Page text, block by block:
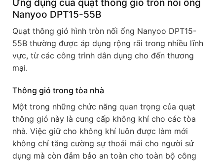
Ứng dụng của quạt thông gió tròn nối ống
Nanyoo DPT15-55B
Quạt thông gió hình tròn nối ống Nanyoo DPT15-
55B thường được áp dụng rộng rãi trong nhiều lĩnh
vực, từ các công trình dân dụng cho đến thương
mại.
Thông gió trong tòa nhà
Một trong những chức năng quan trọng của quạt
thông gió này là cung cấp không khí cho các tòa
nhà. Việc giữ cho không khí luôn được làm mới
không chỉ tăng cường sự thoải mái cho người sử
dụng mà còn đảm bảo an toàn cho toàn bộ công